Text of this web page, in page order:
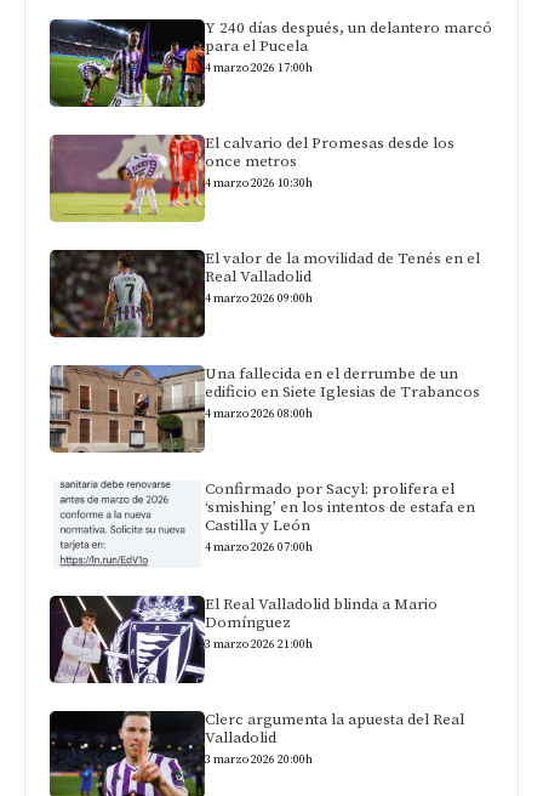
Y 240 días después, un delantero marcó
para el Pucela
4 marzo 2026 17:00h
El calvario del Promesas desde los
once metros
4 marzo 2026 10:30h
El valor de la movilidad de Tenés en el
Real Valladolid
4 marzo 2026 09:00h
Una fallecida en el derrumbe de un
edificio en Siete Iglesias de Trabancos
4 marzo 2026 08:00h
Confirmado por Sacyl: prolifera el
‘smishing’ en los intentos de estafa en
Castilla y León
4 marzo 2026 07:00h
El Real Valladolid blinda a Mario
Domínguez
3 marzo 2026 21:00h
Clerc argumenta la apuesta del Real
Valladolid
3 marzo 2026 20:00h